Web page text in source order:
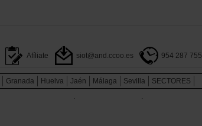
Afíliate siot@and.ccoo.es 954 287 755
Granada Huelva Jaén Málaga Sevilla
SECTORES
.
.